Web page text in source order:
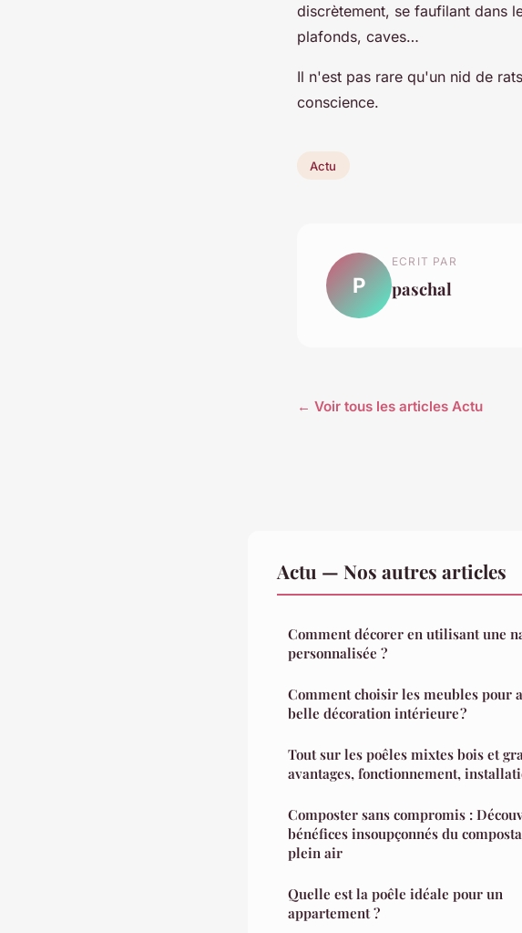
discrètement, se faufilant dans
plafonds, caves…
Il n'est pas rare qu'un nid de
conscience.
Actu
P
ECRIT PAR
paschal
← Voir tous les articles Actu
Actu — Nos autres articles
Comment décorer en utilisant une
personnalisée ?
Comment choisir les meubles pour
belle décoration intérieure ?
Tout sur les poêles mixtes bois et
avantages, fonctionnement,
Composter sans compromis :
bénéfices insoupçonnés du
plein air
Quelle est la poêle idéale pour un
appartement ?